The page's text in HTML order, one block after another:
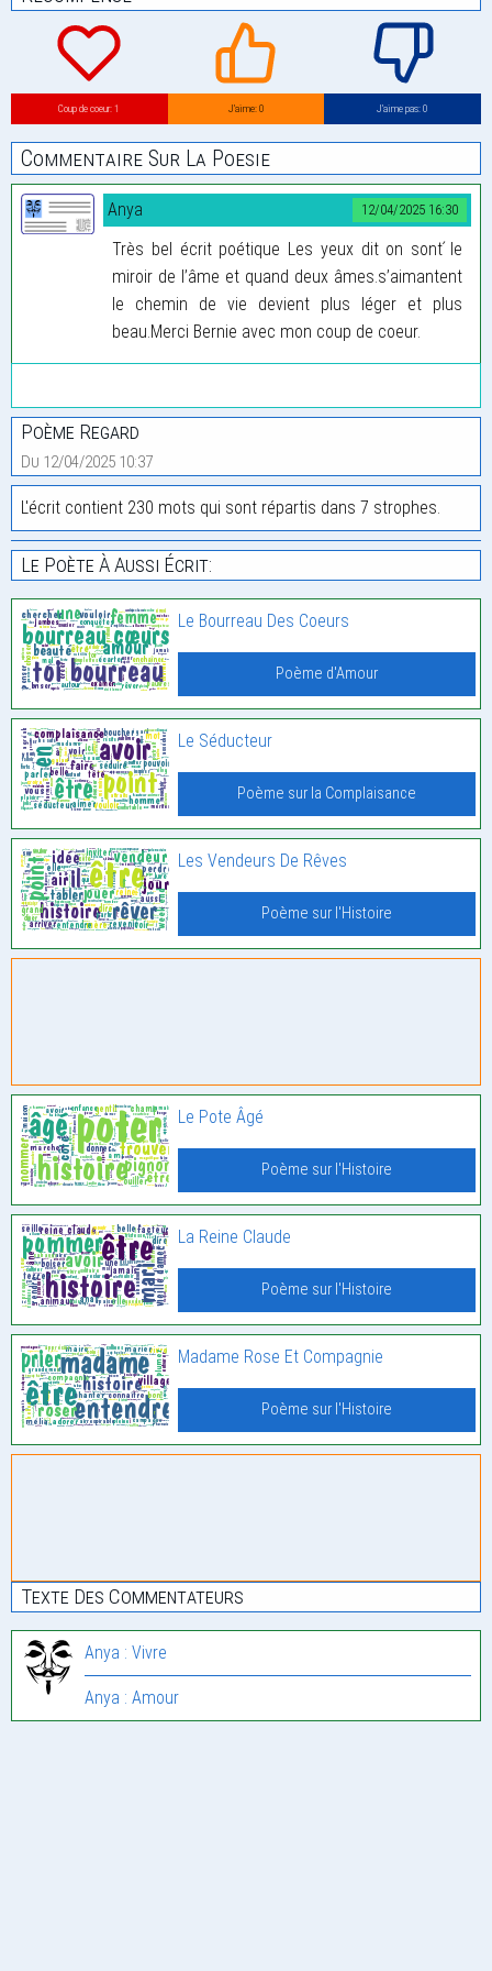
Coup de coeur: 1 J’aime: 0 J’aime pas: 0
Commentaire Sur La Poesie
12/04/2025 16:30
Anya
Très bel écrit poétique Les yeux dit on sont ́le
miroir de l’âme et quand deux âmes.s’aimantent
le chemin de vie devient plus léger et plus
beau.Merci Bernie avec mon coup de coeur.
Poème Regard
Du 12/04/2025 10:37
L'écrit contient 230 mots qui sont répartis dans 7 strophes.
Le Poète À Aussi Écrit:
Le Bourreau Des Coeurs
Poème d'Amour
Le Séducteur
Poème sur la Complaisance
Les Vendeurs De Rêves
Poème sur l'Histoire
Le Pote Âgé
Poème sur l'Histoire
La Reine Claude
Poème sur l'Histoire
Madame Rose Et Compagnie
Poème sur l'Histoire
Texte Des Commentateurs
Anya : Vivre
Anya : Amour